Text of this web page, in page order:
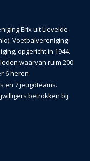
Erix uit Lievelde
Voetbalvereniging
opgericht in 1944.
waarvan ruim 200
6 heren
en 7 jeugdteams.
betrokken bij